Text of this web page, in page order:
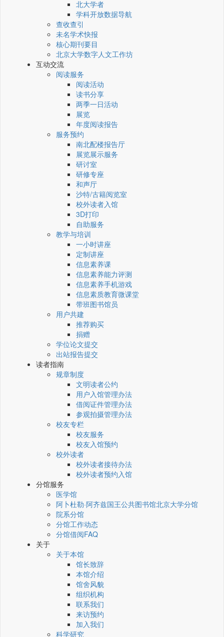
北大学者
学科开放数据导航
查收查引
未名学术快报
核心期刊要目
北京大学数字人文工作坊
互动交流
阅读服务
阅读活动
读书分享
两季一日活动
展览
年度阅读报告
服务预约
南北配楼报告厅
展览展示服务
研讨室
研修专座
和声厅
沙特/古籍阅览室
校外读者入馆
3D打印
自助服务
教学与培训
一小时讲座
定制讲座
信息素养课
信息素养能力评测
信息素养手机游戏
信息素质教育微课堂
带班图书馆员
用户共建
推荐购买
捐赠
学位论文提交
出站报告提交
读者指南
规章制度
文明读者公约
用户入馆管理办法
借阅证件管理办法
参观拍摄管理办法
校友专栏
校友服务
校友入馆预约
校外读者
校外读者接待办法
校外读者预约入馆
分馆服务
医学馆
阿卜杜勒·阿齐兹国王公共图书馆北京大学分馆
院系分馆
分馆工作动态
分馆借阅FAQ
关于
关于本馆
馆长致辞
本馆介绍
馆舍风貌
组织机构
联系我们
来访预约
加入我们
科学研究